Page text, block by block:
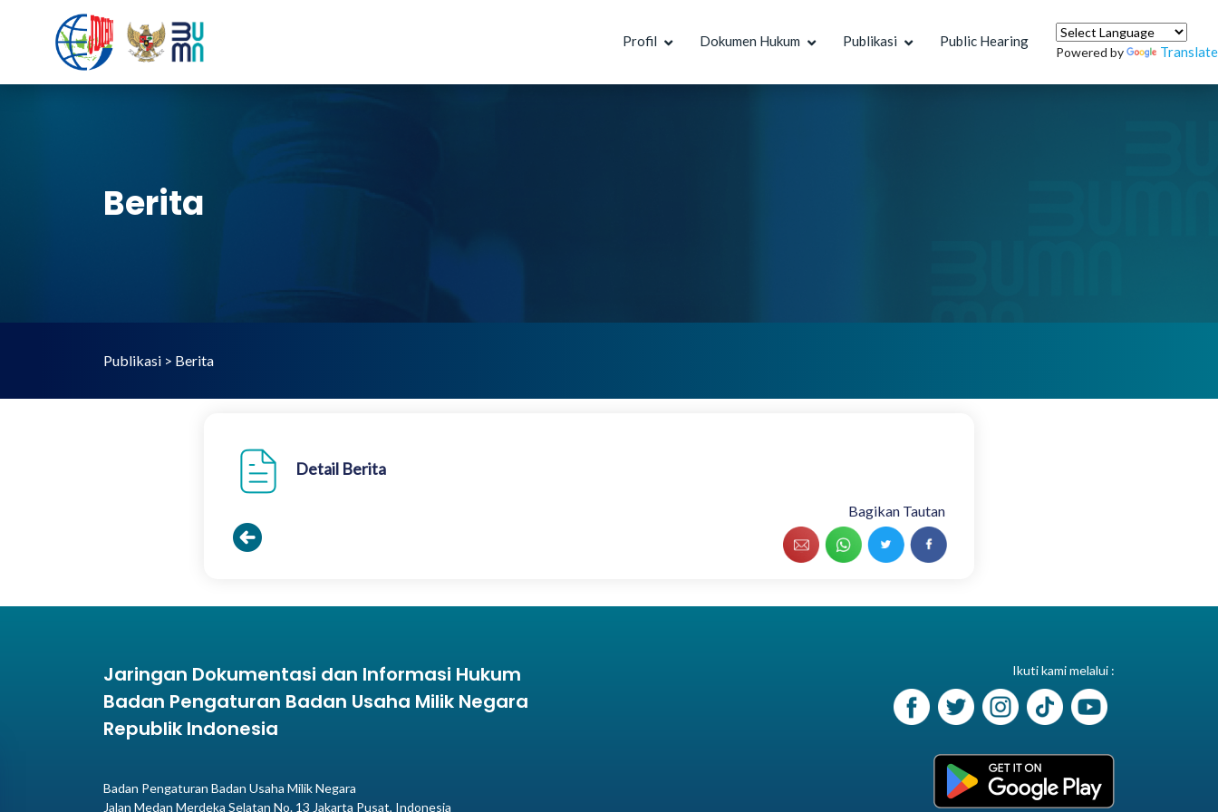
Profil Dokumen Hukum Publikasi Public Hearing
Powered by Translate
Berita
Publikasi > Berita
Detail Berita
Bagikan Tautan
Jaringan Dokumentasi dan Informasi Hukum
Badan Pengaturan Badan Usaha Milik Negara
Republik Indonesia
Badan Pengaturan Badan Usaha Milik Negara
Jalan Medan Merdeka Selatan No. 13 Jakarta Pusat, Indonesia
Ikuti kami melalui :